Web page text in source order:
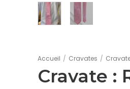
Accueil / Cravates /
Cravate :